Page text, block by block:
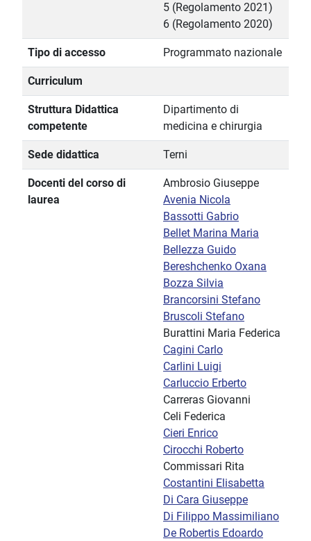
5 (Regolamento 2021)
6 (Regolamento 2020)
Tipo di accesso Programmato nazionale
Curriculum
Struttura Didattica
competente
Dipartimento di
medicina e chirurgia
Sede didattica Terni
Docenti del corso di
laurea
Ambrosio Giuseppe
Avenia Nicola
Bassotti Gabrio
Bellet Marina Maria
Bellezza Guido
Bereshchenko Oxana
Bozza Silvia
Brancorsini Stefano
Bruscoli Stefano
Burattini Maria Federica
Cagini Carlo
Carlini Luigi
Carluccio Erberto
Carreras Giovanni
Celi Federica
Cieri Enrico
Cirocchi Roberto
Commissari Rita
Costantini Elisabetta
Di Cara Giuseppe
Di Filippo Massimiliano
De Robertis Edoardo